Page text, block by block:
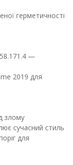
герметичності
—
2019 для
злому
сучасний стиль
для